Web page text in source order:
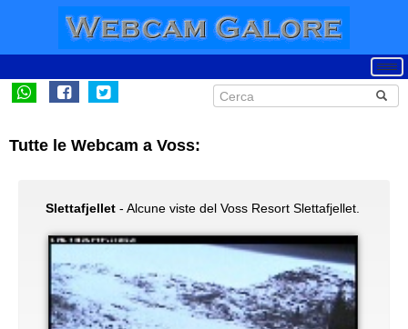
Tutte le Webcam a Voss:
Slettafjellet - Alcune viste del Voss Resort Slettafjellet.